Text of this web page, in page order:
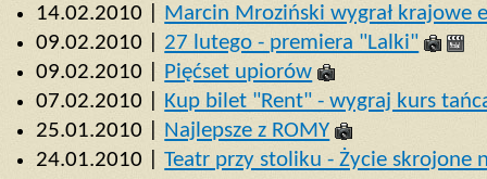
14.02.2010 | Marcin Mroziński wygrał krajowe
09.02.2010 | 27 lutego - premiera "Lalki"
09.02.2010 | Pięćset upiorów
07.02.2010 | Kup bilet "Rent" - wygraj kurs
25.01.2010 | Najlepsze z ROMY
24.01.2010 |Teatr przy stoliku - Życie skrojone